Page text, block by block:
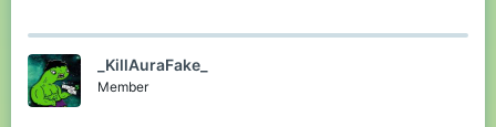
_KillAuraFake_
Member